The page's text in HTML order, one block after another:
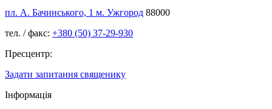
пл. А. Бачинського, 1 м. Ужгород 88000
тел. / факс: +380 (50) 37-29-930
Пресцентр:
Задати запитання священику
Інформація